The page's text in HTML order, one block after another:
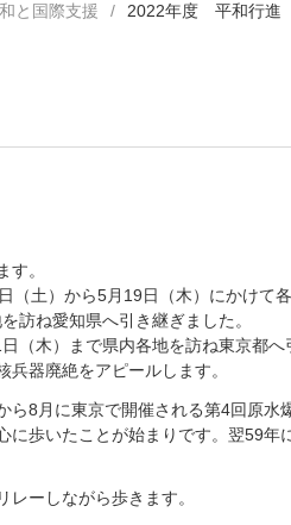
と国際支援 2022年度 平和行進
。
土）から5月19日（木）にかけて
訪ね愛知県へ引き継ぎました。
（木）まで県内各地を訪ね東京都へ
器廃絶をアピールします。
8月に東京で開催される第4回原
に歩いたことが始まりです。翌59
ーしながら歩きます。